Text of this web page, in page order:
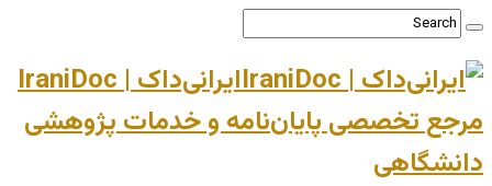
ایرانی‌داک | IraniDoc
مرجع تخصصی پایان‌نامه و خدمات پژوهشی
دانشگاهی